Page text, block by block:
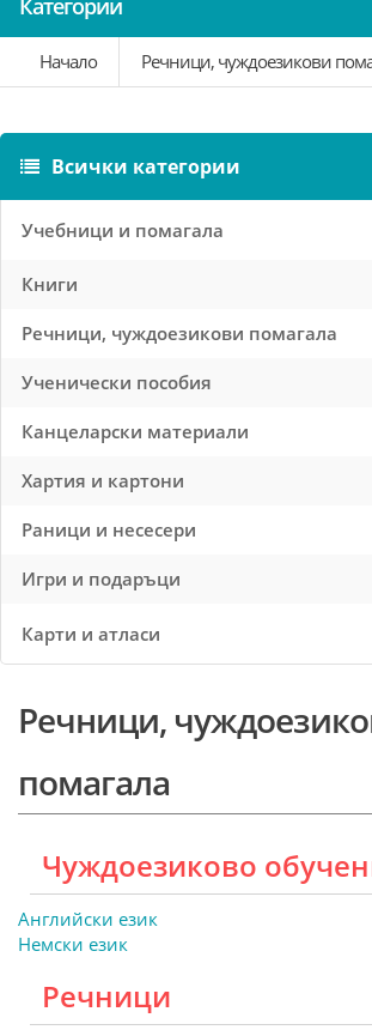
Категории
Начало
Речници, чуждоезикови
Всички категории
Учебници и помагала
Книги
Речници, чуждоезикови помагала
Ученически пособия
Канцеларски материали
Хартия и картони
Раници и несесери
Игри и подаръци
Карти и атласи
Речници,
помагала
Чуждоезиково
Английски език
Немски език
Речници